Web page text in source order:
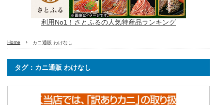
利用No1！さとふるの人気特産品ランキング
Home カニ通販 わけなし
タグ：カニ通販 わけなし